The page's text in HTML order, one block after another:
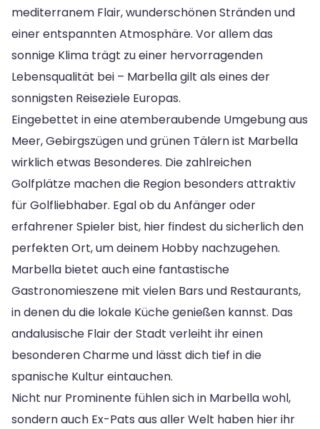
mediterranem Flair, wunderschönen Stränden und
einer entspannten Atmosphäre. Vor allem das
sonnige Klima trägt zu einer hervorragenden
Lebensqualität bei – Marbella gilt als eines der
sonnigsten Reiseziele Europas.
Eingebettet in eine atemberaubende Umgebung aus
Meer, Gebirgszügen und grünen Tälern ist Marbella
wirklich etwas Besonderes. Die zahlreichen
Golfplätze machen die Region besonders attraktiv
für Golfliebhaber. Egal ob du Anfänger oder
erfahrener Spieler bist, hier findest du sicherlich den
perfekten Ort, um deinem Hobby nachzugehen.
Marbella bietet auch eine fantastische
Gastronomieszene mit vielen Bars und Restaurants,
in denen du die lokale Küche genießen kannst. Das
andalusische Flair der Stadt verleiht ihr einen
besonderen Charme und lässt dich tief in die
spanische Kultur eintauchen.
Nicht nur Prominente fühlen sich in Marbella wohl,
sondern auch Ex-Pats aus aller Welt haben hier ihr